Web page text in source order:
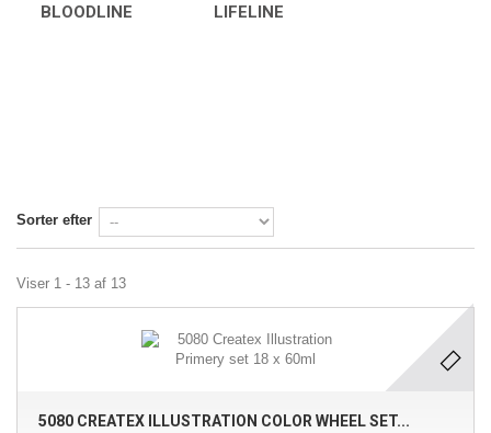
BLOODLINE LIFELINE
Sorter efter
Viser 1 - 13 af 13
5080 CREATEX ILLUSTRATION COLOR WHEEL SET...